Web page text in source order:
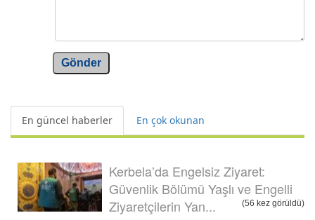
Gönder
En güncel haberler En çok okunan
Kerbela’da Engelsiz Ziyaret:
Güvenlik Bölümü Yaşlı ve Engelli
Ziyaretçilerin Yan...
(56 kez görüldü)